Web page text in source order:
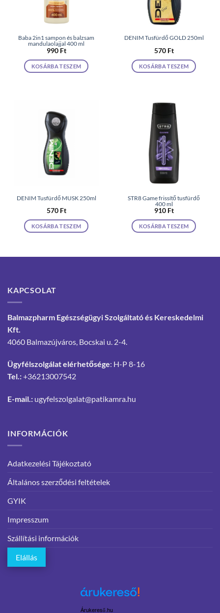
Baba 2in1 sampon és balzsam
mandulaolajjal 400 ml
990 Ft
KOSÁRBA TESZEM
DENIM Tusfürdő GOLD 250ml
570 Ft
KOSÁRBA TESZEM
DENIM Tusfürdő MUSK 250ml
570 Ft
KOSÁRBA TESZEM
STR8 Game frissítő tusfürdő
400 ml
910 Ft
KOSÁRBA TESZEM
KAPCSOLAT
Balmazpharm Egészségügyi Szolgáltató és Kereskedelmi
Kft.
4060 Balmazújváros, Bocskai u. 2-4.
Ügyfélszolgálat elérhetősége: H-P 8-16
Tel.:+36213007542
E-mail.: ugyfelszolgalat@patikamra.hu
INFORMÁCIÓK
Adatkezelési Tájékoztató
Általános szerződési feltételek
GYIK
Impresszum
Szállítási információk
Elállás
Árukereső.hu